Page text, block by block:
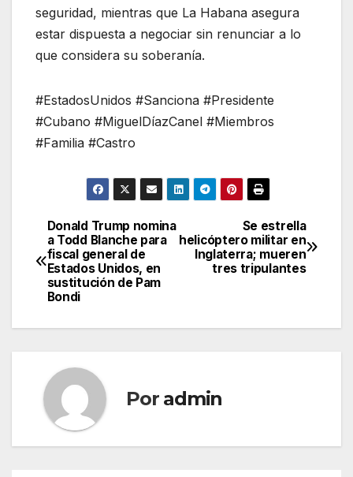
seguridad, mientras que La Habana asegura
estar dispuesta a negociar sin renunciar a lo
que considera su soberanía.
#EstadosUnidos #Sanciona #Presidente
#Cubano #MiguelDíazCanel #Miembros
#Familia #Castro
Navegación
de
entradas
Se estrella
helicóptero militar en
Inglaterra; mueren
tres tripulantes
Donald Trump nomina
a Todd Blanche para
fiscal general de
Estados Unidos, en
sustitución de Pam
Bondi
Por admin